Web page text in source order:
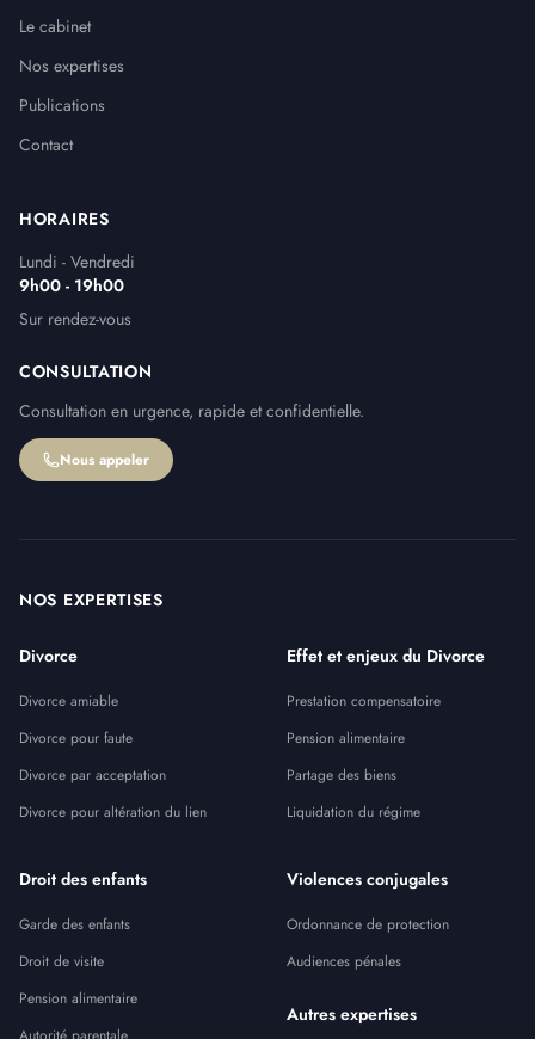
Le cabinet
Nos expertises
Publications
Contact
HORAIRES
Lundi - Vendredi
9h00 - 19h00
Sur rendez-vous
CONSULTATION
Consultation en urgence, rapide et confidentielle.
Nous appeler
NOS EXPERTISES
Divorce
Divorce amiable
Divorce pour faute
Divorce par acceptation
Divorce pour altération du lien
Effet et enjeux du Divorce
Prestation compensatoire
Pension alimentaire
Partage des biens
Liquidation du régime
Droit des enfants
Garde des enfants
Droit de visite
Pension alimentaire
Violences conjugales
Ordonnance de protection
Audiences pénales
Autres expertises